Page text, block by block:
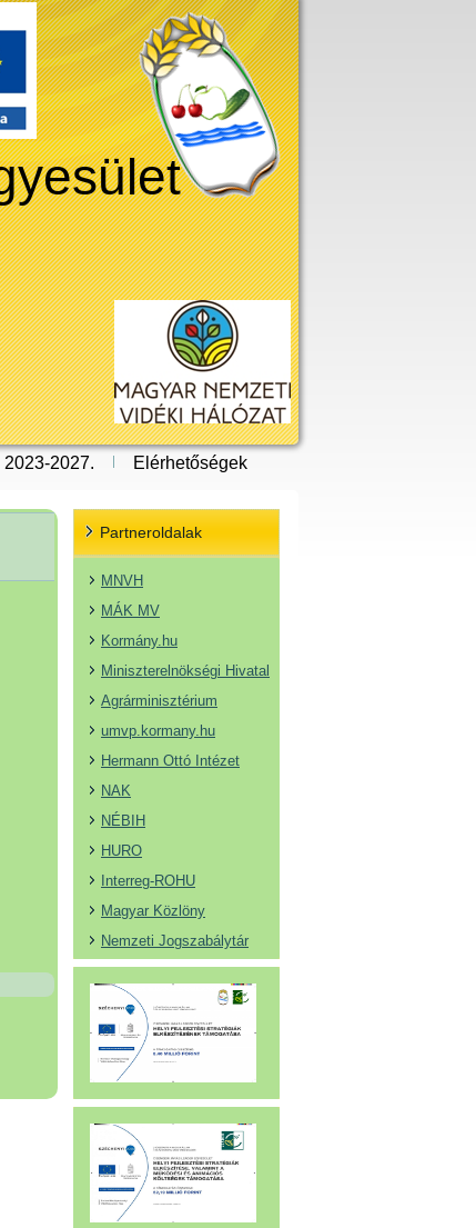
2023-2027. Elérhetőségek
Partneroldalak
MNVH
MÁK MV
Kormány.hu
Miniszterelnökségi Hivatal
Agrárminisztérium
umvp.kormany.hu
Hermann Ottó Intézet
NAK
NÉBIH
HURO
Interreg-ROHU
Magyar Közlöny
Nemzeti Jogszabálytár